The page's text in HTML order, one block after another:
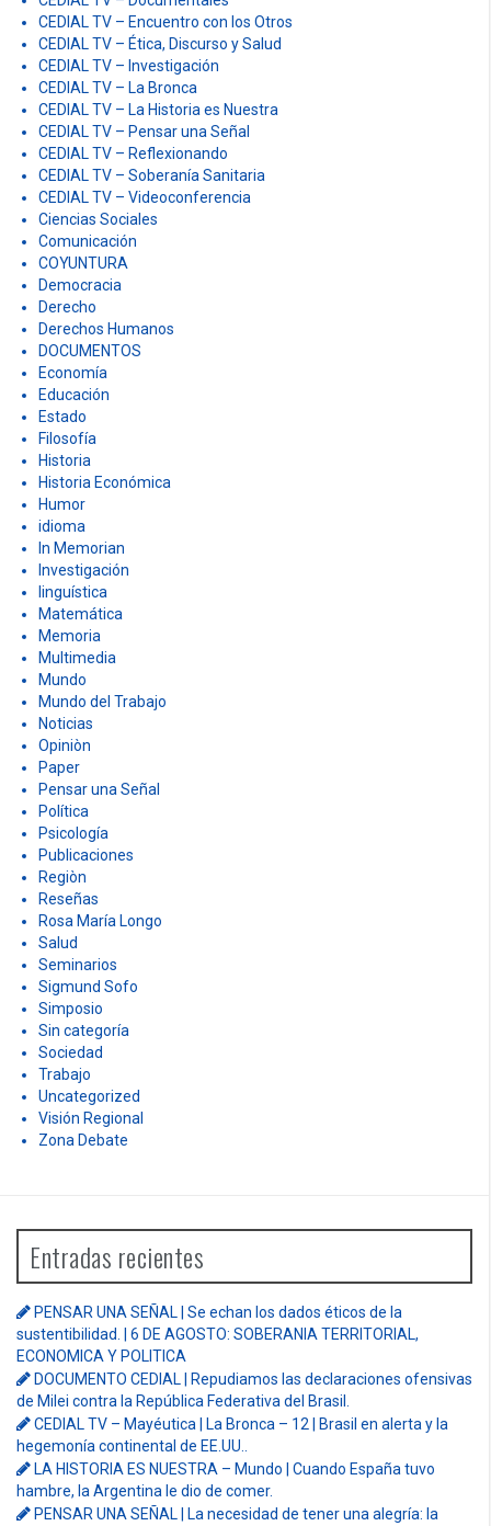
CEDIAL TV – Encuentro con los Otros
CEDIAL TV – Ética, Discurso y Salud
CEDIAL TV – Investigación
CEDIAL TV – La Bronca
CEDIAL TV – La Historia es Nuestra
CEDIAL TV – Pensar una Señal
CEDIAL TV – Reflexionando
CEDIAL TV – Soberanía Sanitaria
CEDIAL TV – Videoconferencia
Ciencias Sociales
Comunicación
COYUNTURA
Democracia
Derecho
Derechos Humanos
DOCUMENTOS
Economía
Educación
Estado
Filosofía
Historia
Historia Económica
Humor
idioma
In Memorian
Investigación
linguística
Matemática
Memoria
Multimedia
Mundo
Mundo del Trabajo
Noticias
Opiniòn
Paper
Pensar una Señal
Política
Psicología
Publicaciones
Regiòn
Reseñas
Rosa María Longo
Salud
Seminarios
Sigmund Sofo
Simposio
Sin categoría
Sociedad
Trabajo
Uncategorized
Visión Regional
Zona Debate
Entradas recientes
PENSAR UNA SEÑAL | Se echan los dados éticos de la
sustentibilidad. | 6 DE AGOSTO: SOBERANIA TERRITORIAL,
ECONOMICA Y POLITICA
DOCUMENTO CEDIAL | Repudiamos las declaraciones ofensivas
de Milei contra la República Federativa del Brasil.
CEDIAL TV – Mayéutica | La Bronca – 12 | Brasil en alerta y la
hegemonía continental de EE.UU..
LA HISTORIA ES NUESTRA – Mundo | Cuando España tuvo
hambre, la Argentina le dio de comer.
PENSAR UNA SEÑAL | La necesidad de tener una alegría: la